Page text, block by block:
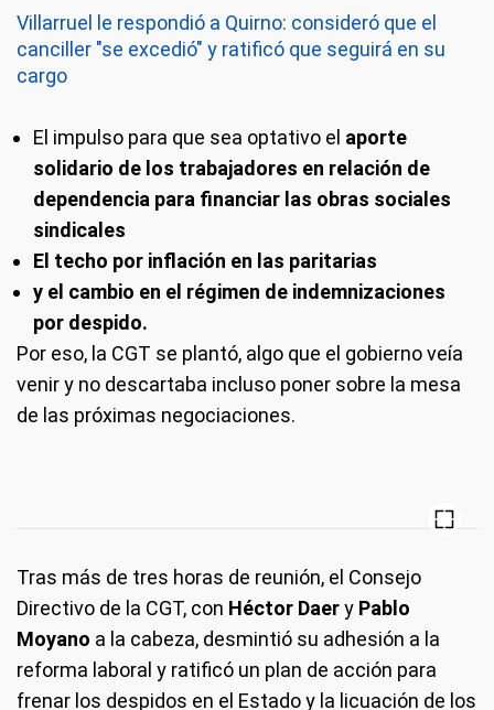
Villarruel le respondió a Quirno: consideró que el
canciller "se excedió" y ratificó que seguirá en su
cargo
El impulso para que sea optativo el aporte
solidario de los trabajadores en relación de
dependencia para financiar las obras sociales
sindicales
El techo por inflación en las paritarias
y el cambio en el régimen de indemnizaciones
por despido.
Por eso, la CGT se plantó, algo que el gobierno veía
venir y no descartaba incluso poner sobre la mesa
de las próximas negociaciones.
Tras más de tres horas de reunión, el Consejo
Directivo de la CGT, con Héctor Daery Pablo
Moyano a la cabeza, desmintió su adhesión a la
reforma laboral y ratificó un plan de acción para
frenar los despidos en el Estado y la licuación de los